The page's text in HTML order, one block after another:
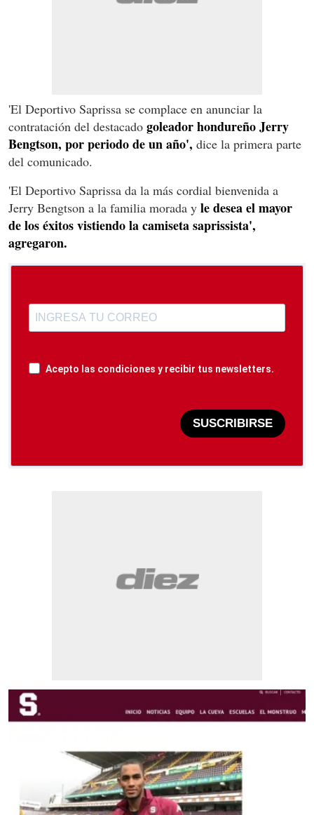
'El Deportivo Saprissa se complace en anunciar la
contratación del destacado goleador hondureño Jerry
Bengtson, por periodo de un año', dice la primera parte
del comunicado.
'El Deportivo Saprissa da la más cordial bienvenida a
Jerry Bengtson a la familia morada y le desea el mayor
de los éxitos vistiendo la camiseta saprissista',
agregaron.
Acepto las condiciones y recibir tus newsletters.
SUSCRIBIRSE